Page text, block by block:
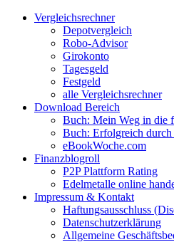
Zum
Facebook
Twitter
Instagram
Pinterest
YouTubeVergleichsrechner
Depotvergleich
Robo-Advisor
Girokonto
Tagesgeld
Festgeld
alle Vergleichsrechner
Download Bereich
Buch: Mein Weg in die
Buch: Erfolgreich
eBookWoche.com
Finanzblogroll
P2P Plattform Rating
Edelmetalle online
Impressum & Kontakt
Haftungsausschluss
Datenschutzerklärung
Allgemeine